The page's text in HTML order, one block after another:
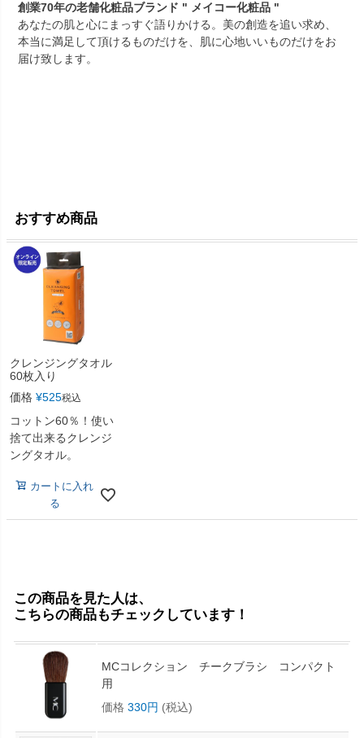
創業70年の老舗化粧品ブランド " メイコー化粧品 "
あなたの肌と心にまっすぐ語りかける。美の創造を追い求め、
本当に満足して頂けるものだけを、肌に心地いいものだけをお
届け致します。
おすすめ商品
クレンジングタオル
60枚入り
価格 ¥525税込
コットン60％！使い
捨て出来るクレンジ
ングタオル。
カートに入れ
る
この商品を見た人は、
こちらの商品もチェックしています！
MCコレクション チークブラシ コンパクト
用
価格 330円 (税込)